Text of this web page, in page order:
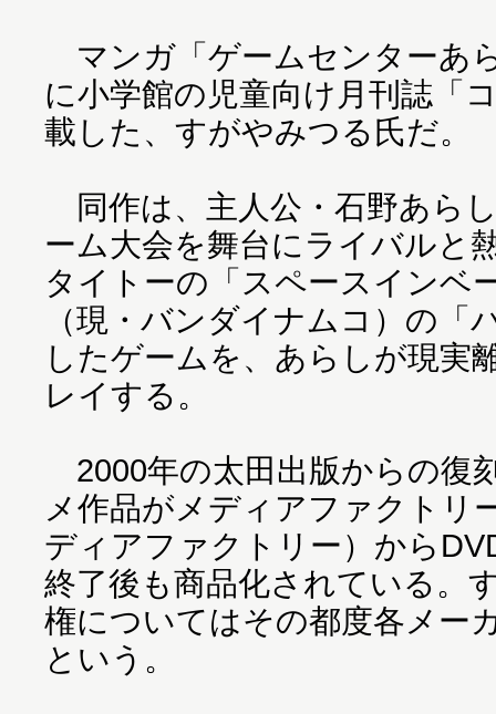
マンガ「ゲームセンターあ
に小学館の児童向け月刊誌「
載した、すがやみつる氏だ。
同作は、主人公・石野あら
ーム大会を舞台にライバルと
タイトーの「スペースインベ
（現・バンダイナムコ）の「
したゲームを、あらしが現実
レイする。
2000年の太田出版からの復
メ作品がメディアファクトリ
ディアファクトリー）から
終了後も商品化されている。
権についてはその都度各メー
という。